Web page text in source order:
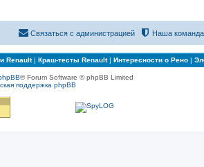
Наша команда
Связаться с администрацией
Renault| Краш-тесты Renault| Интересности о Рено|
® Forum Software © phpBB Limited
поддержка phpBB